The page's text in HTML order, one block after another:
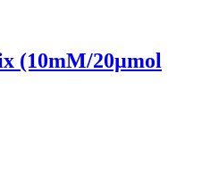
(10mM/20µmol